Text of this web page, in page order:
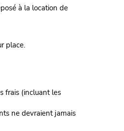
à la location de
place.
frais (incluant les
ne devraient jamais